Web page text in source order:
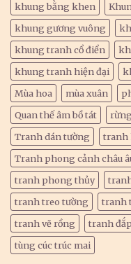
khung bằng khen
khung gương vuông
khung tranh cổ điển
khung tranh hiện đại
Mùa hoa
mùa xuân
Quan thế âm bồ tát
Tranh dán tường
tranh
Tranh phong cảnh châu
tranh phong thủy
tranh treo tường
tranh
tranh vẽ rồng
tranh
tùng cúc trúc mai